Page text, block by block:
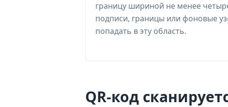
границу шириной не менее
подписи, границы или фоновые
попадать в эту область.
QR-код